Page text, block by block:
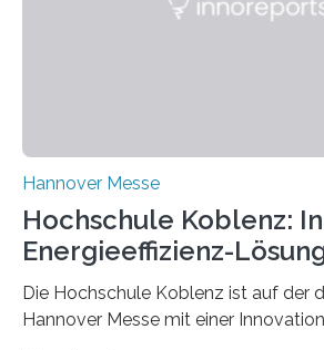
Hannover Messe
Hochschule Koblenz:
Energieeffizienz-
Die Hochschule Koblenz ist auf der
Hannover Messe mit einer